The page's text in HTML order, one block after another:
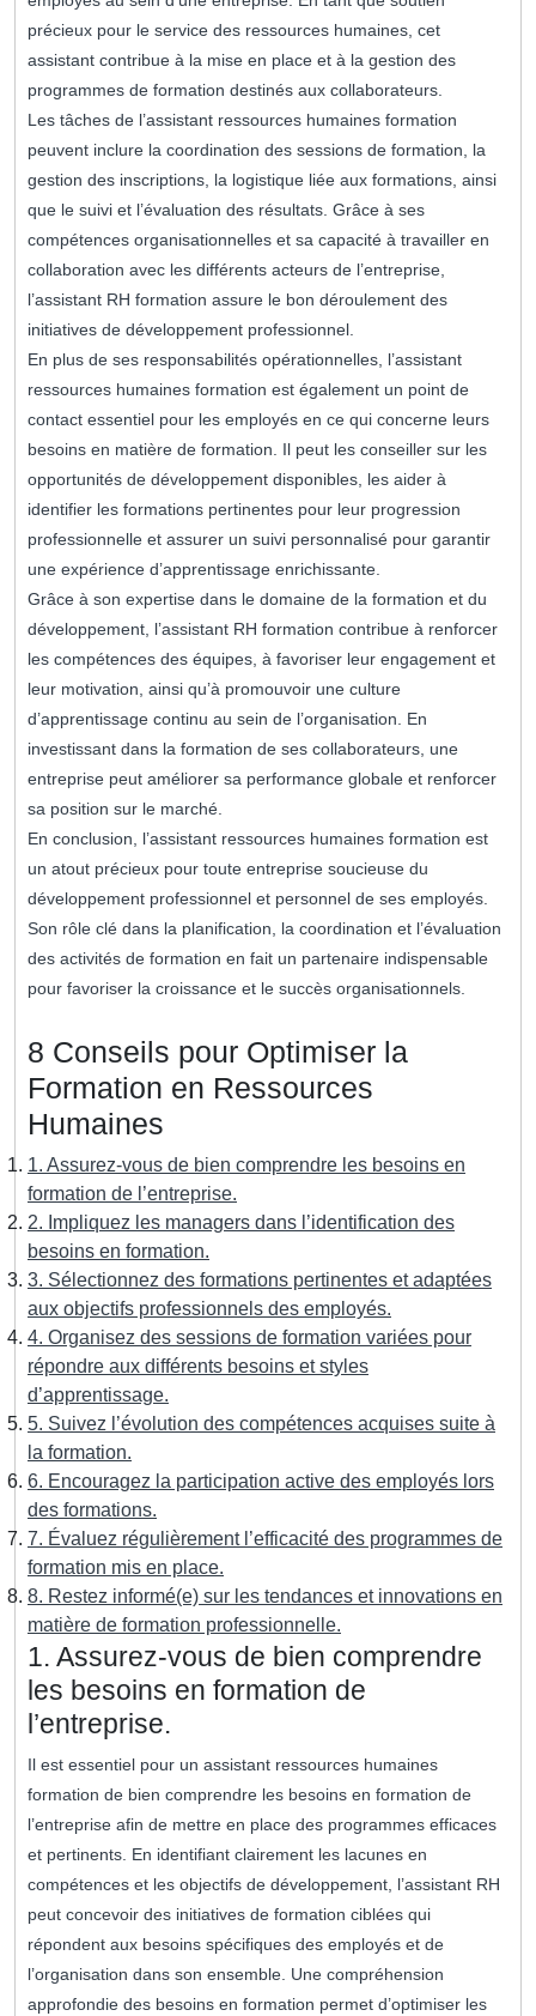
précieux pour le service des ressources humaines, cet
assistant contribue à la mise en place et à la gestion des
programmes de formation destinés aux collaborateurs.
Les tâches de l’assistant ressources humaines formation
peuvent inclure la coordination des sessions de formation, la
gestion des inscriptions, la logistique liée aux formations, ainsi
que le suivi et l’évaluation des résultats. Grâce à ses
compétences organisationnelles et sa capacité à travailler en
collaboration avec les différents acteurs de l’entreprise,
l’assistant RH formation assure le bon déroulement des
initiatives de développement professionnel.
En plus de ses responsabilités opérationnelles, l’assistant
ressources humaines formation est également un point de
contact essentiel pour les employés en ce qui concerne leurs
besoins en matière de formation. Il peut les conseiller sur les
opportunités de développement disponibles, les aider à
identifier les formations pertinentes pour leur progression
professionnelle et assurer un suivi personnalisé pour garantir
une expérience d’apprentissage enrichissante.
Grâce à son expertise dans le domaine de la formation et du
développement, l’assistant RH formation contribue à renforcer
les compétences des équipes, à favoriser leur engagement et
leur motivation, ainsi qu’à promouvoir une culture
d’apprentissage continu au sein de l’organisation. En
investissant dans la formation de ses collaborateurs, une
entreprise peut améliorer sa performance globale et renforcer
sa position sur le marché.
En conclusion, l’assistant ressources humaines formation est
un atout précieux pour toute entreprise soucieuse du
développement professionnel et personnel de ses employés.
Son rôle clé dans la planification, la coordination et l’évaluation
des activités de formation en fait un partenaire indispensable
pour favoriser la croissance et le succès organisationnels.
8 Conseils pour Optimiser la
Formation en Ressources
Humaines
1. Assurez-vous de bien comprendre les besoins en
formation de l’entreprise.
2. Impliquez les managers dans l’identification des
besoins en formation.
3. Sélectionnez des formations pertinentes et adaptées
aux objectifs professionnels des employés.
4. Organisez des sessions de formation variées pour
répondre aux différents besoins et styles
d’apprentissage.
5. Suivez l’évolution des compétences acquises suite à
la formation.
6. Encouragez la participation active des employés lors
des formations.
7. Évaluez régulièrement l’efficacité des programmes de
formation mis en place.
8. Restez informé(e) sur les tendances et innovations en
matière de formation professionnelle.
1. Assurez-vous de bien comprendre
les besoins en formation de
l’entreprise.
Il est essentiel pour un assistant ressources humaines
formation de bien comprendre les besoins en formation de
l’entreprise afin de mettre en place des programmes efficaces
et pertinents. En identifiant clairement les lacunes en
compétences et les objectifs de développement, l’assistant RH
peut concevoir des initiatives de formation ciblées qui
répondent aux besoins spécifiques des employés et de
l’organisation dans son ensemble. Une compréhension
approfondie des besoins en formation permet d’optimiser les